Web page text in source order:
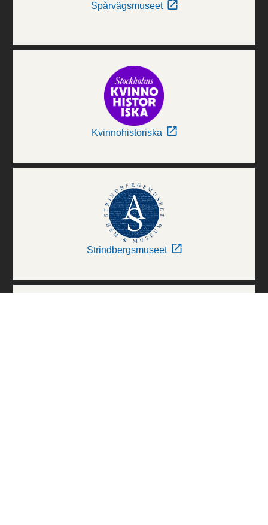
Spårvägsmuseet
Kvinnohistoriska
Strindbergsmuseet